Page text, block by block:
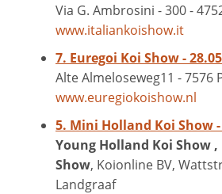
Via G. Ambrosini - 300 -
www.italiankoishow.it
7. Euregoi Koi Show -
Alte Almeloseweg11 - 7576
www.euregiokoishow.nl
5. Mini Holland Koi Show -
Young Holland Koi Show
Show, Koionline BV,
Landgraaf